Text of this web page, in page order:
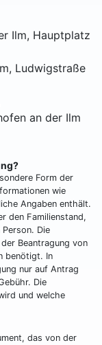
Ilm, Hauptplatz
Ludwigstraße
an der Ilm
Form der
wie
Angaben enthält.
den Familienstand,
Die
Beantragung von
benötigt. In
nur auf Antrag
Die
und welche
das von der